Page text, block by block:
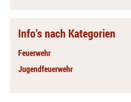
Info’s nach Kategorien
Feuerwehr
Jugendfeuerwehr